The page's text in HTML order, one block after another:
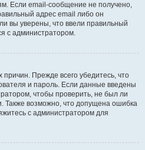
Если email-сообщение не получено,
адрес email либо он
вы уверены, что ввели правильный
с администратором.
Прежде всего убедитесь, что
и пароль. Если данные введены
чтобы проверить, не был ли
Также возможно, что допущена ошибка
с администратором для